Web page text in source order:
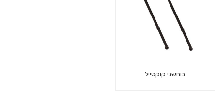
בוחשני קוקטייל